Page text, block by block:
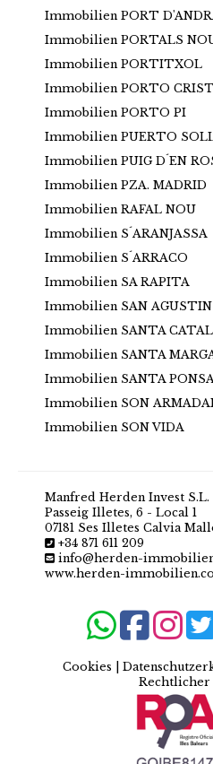
Immobilien PORT
Immobilien PORTALS
Immobilien PORTITXOL
Immobilien PORTO
Immobilien PORTO PI
Immobilien PUERTO
Immobilien PUIG D´EN
Immobilien PZA. MADRID
Immobilien RAFAL NOU
Immobilien S´ARANJASSA
Immobilien S´ARRACO
Immobilien SA RAPITA
Immobilien SAN AGUSTIN
Immobilien SANTA
Immobilien SANTA
Immobilien SANTA
Immobilien SON
Immobilien SON VIDA
Manfred Herden Invest S.L.
Passeig Illetes, 6 - Local 1
07181 Ses Illetes Calvia
+34 871 611 209
info@herden-
www.herden-
Cookies
Rechtlicher